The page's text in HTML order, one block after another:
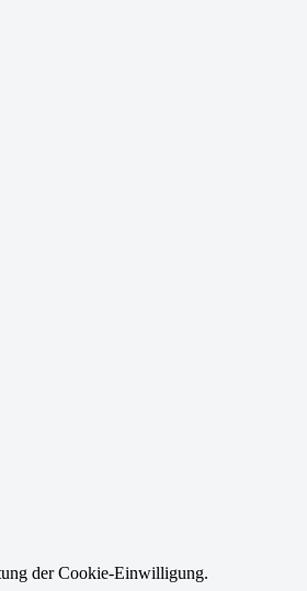
der Cookie-Einwilligung.